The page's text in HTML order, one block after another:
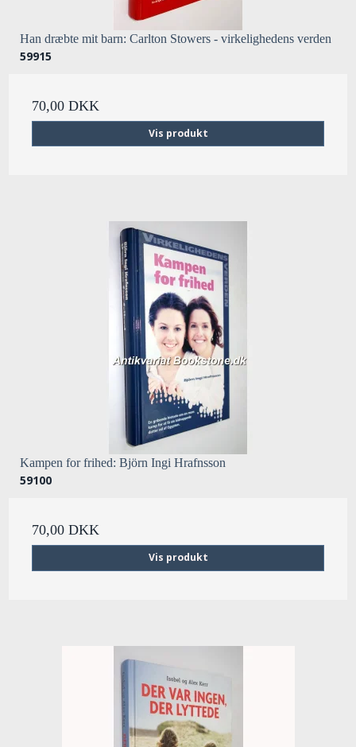
Han dræbte mit barn: Carlton Stowers - virkelighedens verden
59915
70,00 DKK
Vis produkt
Kampen for frihed: Björn Ingi Hrafnsson
59100
70,00 DKK
Vis produkt